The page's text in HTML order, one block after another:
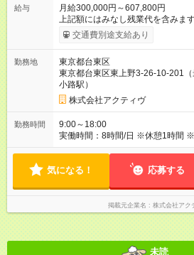
給与
月給300,000円～607,800円
上記額にはみなし残業代を含みま
ます。 みなし残業代 46,000円／
上記月給＋各種手当＋賞与 ※上記は最低保証額になります。 ※
※直近数年は4.5～6ヶ⽉分の⽀給実績あり 【その他手
手当 ■通勤手当※現場に直⾏直帰
退職金あり ■技能手当 ■資格手当
月） ・2級施工管理技士（1万円／
月） ■子供手当（1万円／月） 【試用期間】試用期間あり 試用期
間の長さ：6ヶ月 雇用形態、給与
交通費別途支給あり
勤務地
東京都台東区
東京都台東区東上野3-26-10-201
⼩路駅）
株式会社アクティヴ
勤務時間
9:00～18:00
実働時間：8時間/日 ※休憩1時間
気になる！ 応募する
掲載元企業名 株式会社アク
未読